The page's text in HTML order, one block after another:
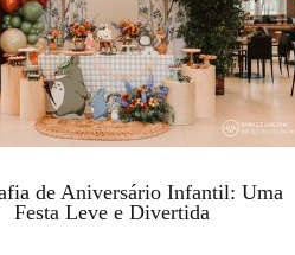
de Aniversário Infantil: Uma
Festa Leve e Divertida